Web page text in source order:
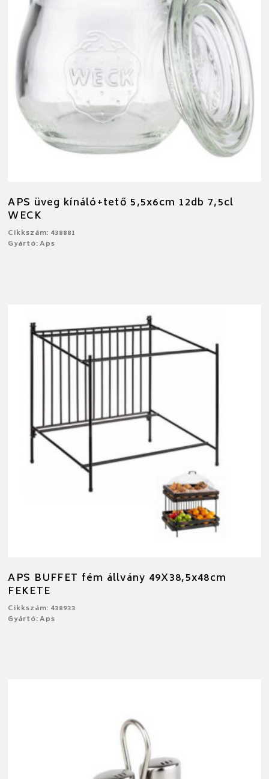
APS üveg kínáló+tető 5,5x6cm 12db 7,5cl
WECK
Cikkszám: 438881
Gyártó: Aps
APS BUFFET fém állvány 49X38,5x48cm
FEKETE
Cikkszám: 438933
Gyártó: Aps